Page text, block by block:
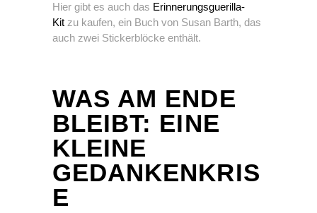
Hier gibt es auch das Erinnerungsguerilla-
Kit zu kaufen, ein Buch von Susan Barth, das
auch zwei Stickerblöcke enthält.
WAS AM ENDE
BLEIBT: EINE
KLEINE
GEDANKENKRIS
E